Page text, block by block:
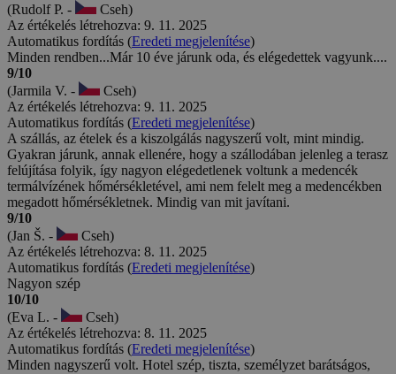
(Rudolf P. -
Cseh)
Az értékelés létrehozva: 9. 11. 2025
Automatikus fordítás (Eredeti megjelenítése)
Minden rendben...Már 10 éve járunk oda, és elégedettek vagyunk....
9/10
(Jarmila V. -
Cseh)
Az értékelés létrehozva: 9. 11. 2025
Automatikus fordítás (Eredeti megjelenítése)
A szállás, az ételek és a kiszolgálás nagyszerű volt, mint mindig.
Gyakran járunk, annak ellenére, hogy a szállodában jelenleg a terasz
felújítása folyik, így nagyon elégedetlenek voltunk a medencék
termálvízének hőmérsékletével, ami nem felelt meg a medencékben
megadott hőmérsékletnek. Mindig van mit javítani.
9/10
(Jan Š. -
Cseh)
Az értékelés létrehozva: 8. 11. 2025
Automatikus fordítás (Eredeti megjelenítése)
Nagyon szép
10/10
(Eva L. -
Cseh)
Az értékelés létrehozva: 8. 11. 2025
Automatikus fordítás (Eredeti megjelenítése)
Minden nagyszerű volt. Hotel szép, tiszta, személyzet barátságos,